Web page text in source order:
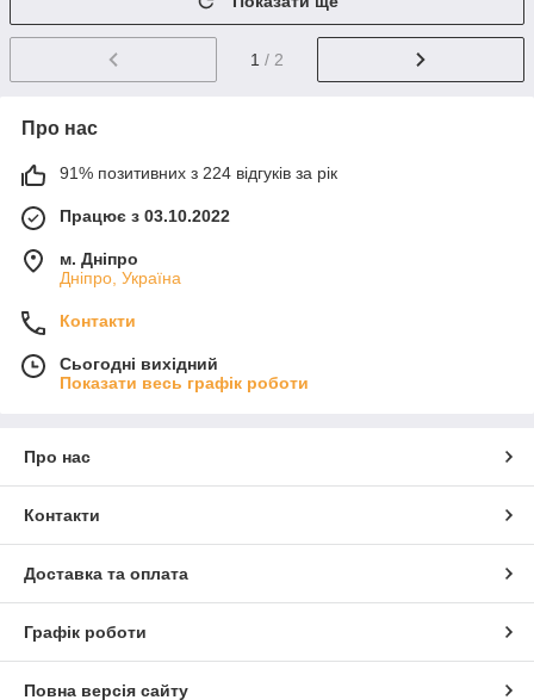
1 / 2
Про нас
91% позитивних з 224 відгуків за рік
Працює з 03.10.2022
м. Дніпро
Дніпро, Україна
Контакти
Сьогодні вихідний
Показати весь графік роботи
Про нас
Контакти
Доставка та оплата
Графік роботи
Повна версія сайту